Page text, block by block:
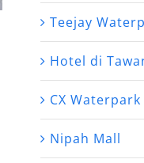
Teejay
Hotel di
CX Waterpark
Nipah Mall